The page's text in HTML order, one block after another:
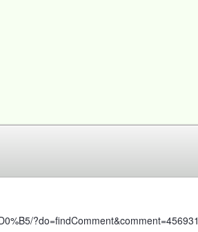
?do=findComment&comment=456931